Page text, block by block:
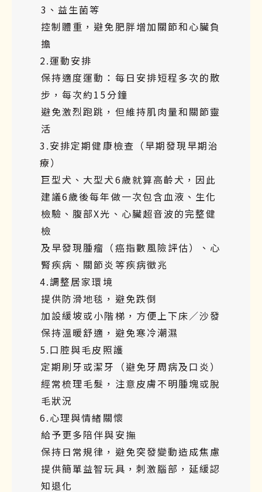
3、益生菌等
控制體重，避免肥胖增加關節和心臟負
擔
2.運動安排
保持適度運動：每日安排短程多次的散
步，每次約15分鐘
避免激烈跑跳，但維持肌肉量和關節靈
活
3.安排定期健康檢查（早期發現早期治
療）
巨型犬、大型犬6歲就算高齡犬，因此
建議6歲後每年做一次包含血液、生化
檢驗、腹部X光、心臟超音波的完整健
檢
及早發現腫瘤（癌指數風險評估）、心
腎疾病、關節炎等疾病徵兆
4.調整居家環境
提供防滑地毯，避免跌倒
加設緩坡或小階梯，方便上下床／沙發
保持溫暖舒適，避免寒冷潮濕
5.口腔與毛皮照護
定期刷牙或潔牙（避免牙周病及口炎）
經常梳理毛髮，注意皮膚不明腫塊或脫
毛狀況
6.心理與情緒關懷
給予更多陪伴與安撫
保持日常規律，避免突發變動造成焦慮
提供簡單益智玩具，刺激腦部，延緩認
知退化